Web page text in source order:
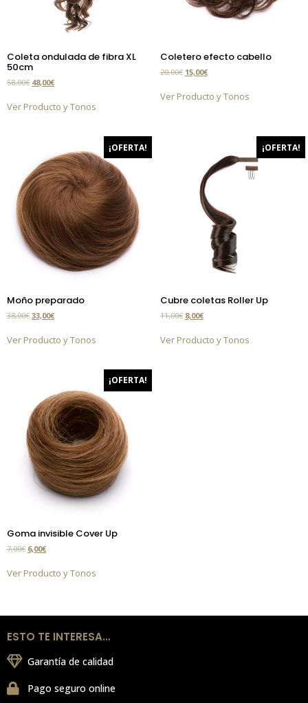
Coleta ondulada de fibra XL
50cm
58,00€ 48,00€
Ver Producto y Tonos
Coletero efecto cabello
20,00€ 15,00€
Ver Producto y Tonos
¡OFERTA!
Moño preparado
38,00€ 33,00€
Ver Producto y Tonos
¡OFERTA!
Cubre coletas Roller Up
11,00€ 8,00€
Ver Producto y Tonos
¡OFERTA!
Goma invisible Cover Up
7,00€ 6,00€
Ver Producto y Tonos
ESTO TE INTERESA…
Garantía de calidad
Pago seguro online